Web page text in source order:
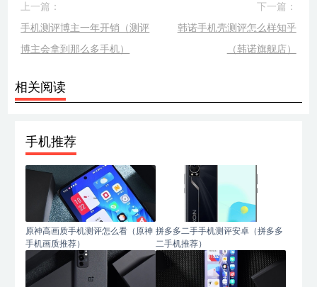
上一篇：
手机测评博主一年开销（测评
博主会拿到那么多手机）
下一篇：
韩诺手机壳测评怎么样知乎
（韩诺旗舰店）
相关阅读
手机推荐
原神高画质手机测评怎么看（原神
手机画质推荐）
拼多多二手手机测评安卓（拼多多
二手机推荐）